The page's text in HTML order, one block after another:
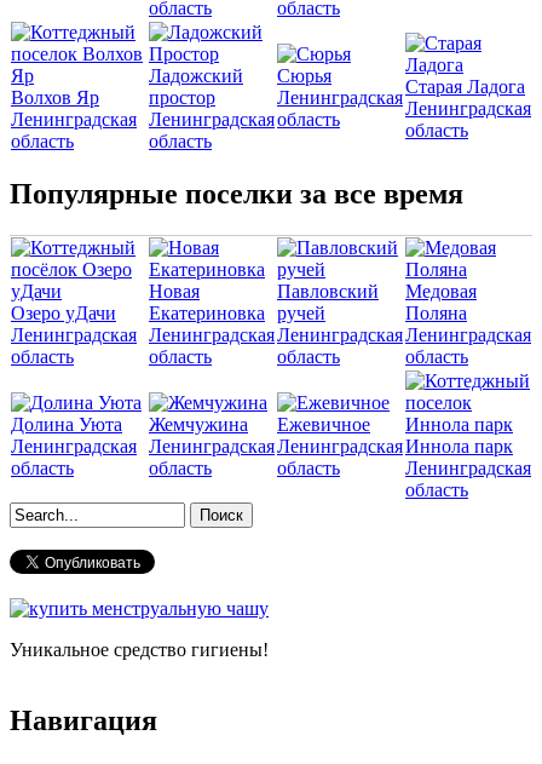
область область
Волхов Яр
Ленинградская
область
Ладожский
простор
Ленинградская
область
Сюрья
Ленинградская
область
Старая Ладога
Ленинградская
область
Популярные поселки за все время
Озеро уДачи
Ленинградская
область
Новая
Екатериновка
Ленинградская
область
Павловский
ручей
Ленинградская
область
Медовая
Поляна
Ленинградская
область
Долина Уюта
Ленинградская
область
Жемчужина
Ленинградская
область
Ежевичное
Ленинградская
область
Иннола парк
Ленинградская
область
Форма поиска
Уникальное средство гигиены!
Навигация